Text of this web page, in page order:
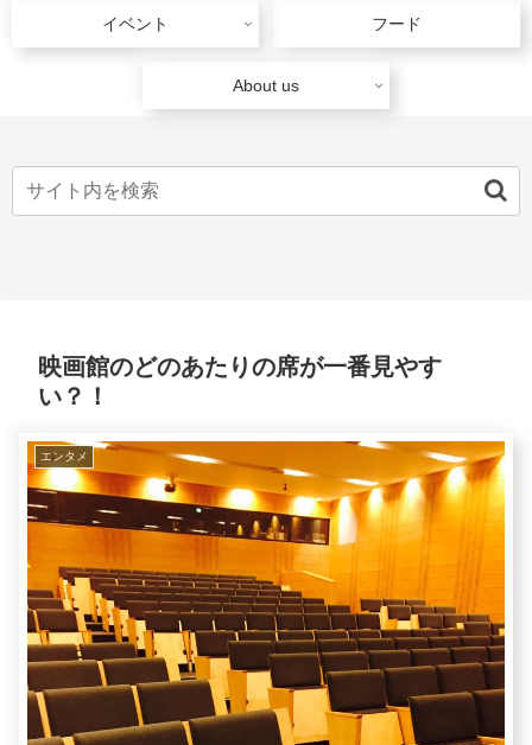
イベント フード
About us
映画館のどのあたりの席が一番見やす
い？！
エンタメ